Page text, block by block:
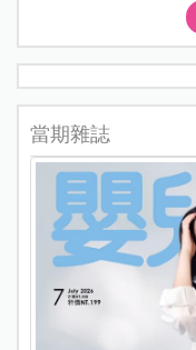
當期雜誌